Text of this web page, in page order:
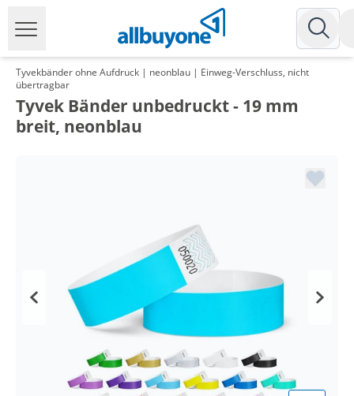
Tyvekbänder ohne Aufdruck | neonblau | Einweg-Verschluss, nicht
übertragbar
Tyvek Bänder unbedruckt - 19 mm
breit, neonblau
Preis
ab 5 Pack
3,33 €* 0,03 €*/1Stück
ab 20 Pack 2,74 € * 0,03 €*/1Stück